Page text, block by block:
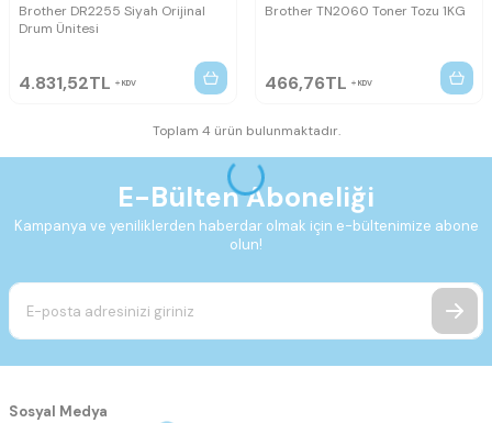
Brother DR2255 Siyah Orijinal
Drum Ünitesi
4.831,52TL KDV
Brother TN2060 Toner Tozu 1KG
466,76TL KDV
Toplam 4 ürün bulunmaktadır.
E-Bülten Aboneliği
Kampanya ve yeniliklerden haberdar olmak için e-bültenimize abone
olun!
Sosyal Medya